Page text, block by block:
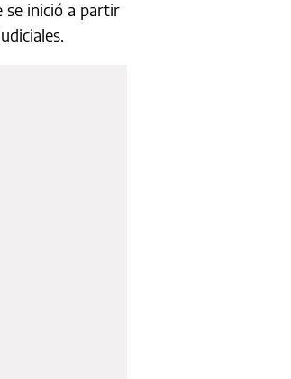
se inició a partir